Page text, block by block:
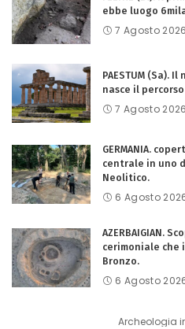
ebbe luogo
7 Agosto 2026
PAESTUM (Sa).
nasce il
7 Agosto 2026
GERMANIA.
centrale in uno
Neolitico.
6 Agosto
AZERBAIGIAN.
cerimoniale che
Bronzo.
6 Agosto
Archeologia